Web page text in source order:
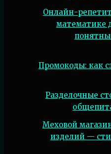
Онлайн-
математике
Промокоды: как
Разделочные
Меховой
изделий —